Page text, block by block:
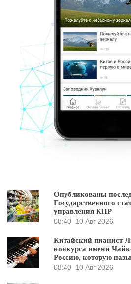
Опубликованы
Государственного
управления КНР
08:40 10 Авг 2026
Китайский пианист
конкурса имени
Россию, которую
08:40 10 Авг 2026